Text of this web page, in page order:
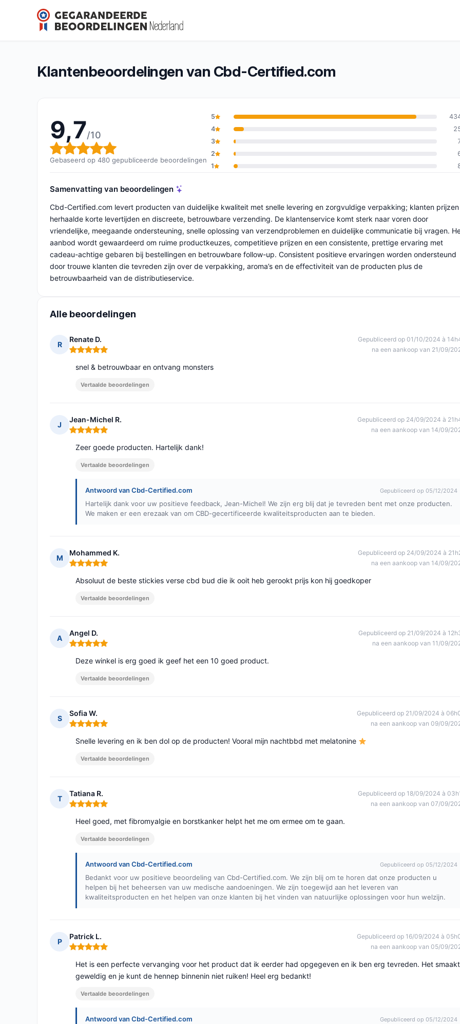
Cbd-Certified.com
Algemene beoordeling: 9,7 van 10
9,7/10(480 beoordelingen)
Klantenbeoordelingen van Cbd-Certified.com
9,7/10
Algemene beoordeling: 9,7 van 10
Gebaseerd op 480 gepubliceerde beoordelingen
5
4
3
2
1
Samenvatting van beoordelingen
Cbd-Certified.com levert producten van duidelijke kwaliteit met snelle levering en zorgvuldige verpakking; klanten prijzen
herhaalde korte levertijden en discreete, betrouwbare verzending. De klantenservice komt sterk naar voren door
vriendelijke, meegaande ondersteuning, snelle oplossing van verzendproblemen en duidelijke communicatie bij vragen.
aanbod wordt gewaardeerd om ruime productkeuzes, competitieve prijzen en een consistente, prettige ervaring met
cadeau-achtige gebaren bij bestellingen en betrouwbare follow-up. Consistent positieve ervaringen worden ondersteund
door trouwe klanten die tevreden zijn over de verpakking, aroma’s en de effectiviteit van de producten plus de
betrouwbaarheid van de distributieservice.
Alle beoordelingen
R
Renate D.
Opmerking: 5 van 5
Gepubliceerd op 01/10/2024 à
na een aankoop van 21/09/
snel & betrouwbaar en ontvang monsters
Vertaalde beoordelingen
J
Jean-Michel R.
Opmerking: 5 van 5
Gepubliceerd op 24/09/2024 à
na een aankoop van 14/09/
Zeer goede producten. Hartelijk dank!
Vertaalde beoordelingen
Antwoord van Cbd-Certified.com Gepubliceerd op 05/12/2024
Hartelijk dank voor uw positieve feedback, Jean-Michel! We zijn erg blij dat je tevreden bent met onze producten.
We maken er een erezaak van om CBD-gecertificeerde kwaliteitsproducten aan te bieden.
M
Mohammed K.
Opmerking: 5 van 5
Gepubliceerd op 24/09/2024 à
na een aankoop van 14/09/
Absoluut de beste stickies verse cbd bud die ik ooit heb gerookt prijs kon hij goedkoper
Vertaalde beoordelingen
A
Angel D.
Opmerking: 5 van 5
Gepubliceerd op 21/09/2024 à
na een aankoop van 11/09/
Deze winkel is erg goed ik geef het een 10 goed product.
Vertaalde beoordelingen
S
Sofia W.
Opmerking: 5 van 5
Gepubliceerd op 21/09/2024 à
na een aankoop van 09/09/
Snelle levering en ik ben dol op de producten! Vooral mijn nachtbbd met melatonine
Vertaalde beoordelingen
T
Tatiana R.
Opmerking: 5 van 5
Gepubliceerd op 18/09/2024 à
na een aankoop van 07/09/
Heel goed, met fibromyalgie en borstkanker helpt het me om ermee om te gaan.
Vertaalde beoordelingen
Antwoord van Cbd-Certified.com Gepubliceerd op 05/12/2024
Bedankt voor uw positieve beoordeling van Cbd-Certified.com. We zijn blij om te horen dat onze producten u
helpen bij het beheersen van uw medische aandoeningen. We zijn toegewijd aan het leveren van
kwaliteitsproducten en het helpen van onze klanten bij het vinden van natuurlijke oplossingen voor hun welzijn.
P
Patrick L.
Opmerking: 5 van 5
Gepubliceerd op 16/09/2024 à
na een aankoop van 05/09/
Het is een perfecte vervanging voor het product dat ik eerder had opgegeven en ik ben erg tevreden. Het smaakt
geweldig en je kunt de hennep binnenin niet ruiken! Heel erg bedankt!
Vertaalde beoordelingen
Antwoord van Cbd-Certified.com Gepubliceerd op 05/12/2024